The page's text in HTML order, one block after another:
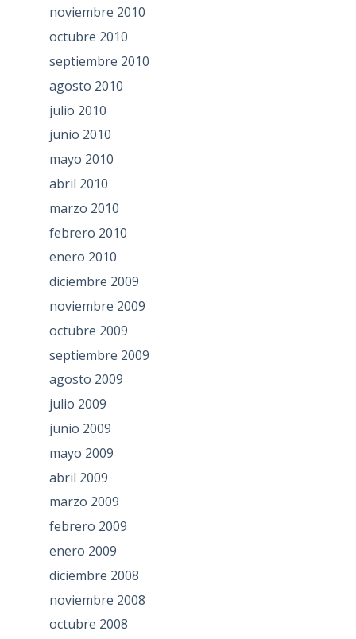
noviembre 2010
octubre 2010
septiembre 2010
agosto 2010
julio 2010
junio 2010
mayo 2010
abril 2010
marzo 2010
febrero 2010
enero 2010
diciembre 2009
noviembre 2009
octubre 2009
septiembre 2009
agosto 2009
julio 2009
junio 2009
mayo 2009
abril 2009
marzo 2009
febrero 2009
enero 2009
diciembre 2008
noviembre 2008
octubre 2008